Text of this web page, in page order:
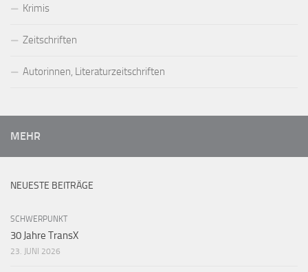
Krimis
Zeitschriften
Autorinnen, Literaturzeitschriften
MEHR
NEUESTE BEITRÄGE
SCHWERPUNKT
30 Jahre TransX
23. JUNI 2026